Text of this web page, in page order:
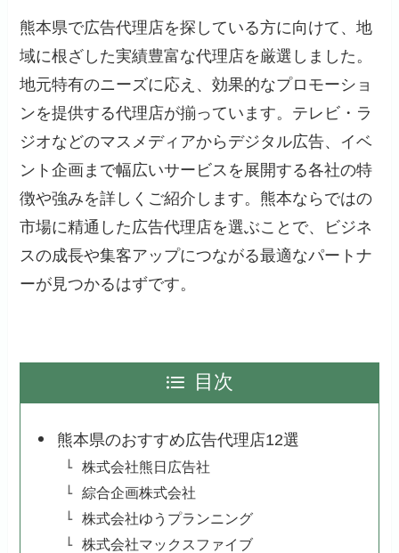
熊本県で広告代理店を探している方に向けて、地
域に根ざした実績豊富な代理店を厳選しました。
地元特有のニーズに応え、効果的なプロモーショ
ンを提供する代理店が揃っています。テレビ・ラ
ジオなどのマスメディアからデジタル広告、イベ
ント企画まで幅広いサービスを展開する各社の特
徴や強みを詳しくご紹介します。熊本ならではの
市場に精通した広告代理店を選ぶことで、ビジネ
スの成長や集客アップにつながる最適なパートナ
ーが見つかるはずです。
目次
熊本県のおすすめ広告代理店12選
株式会社熊日広告社
綜合企画株式会社
株式会社ゆうプランニング
株式会社マックスファイブ